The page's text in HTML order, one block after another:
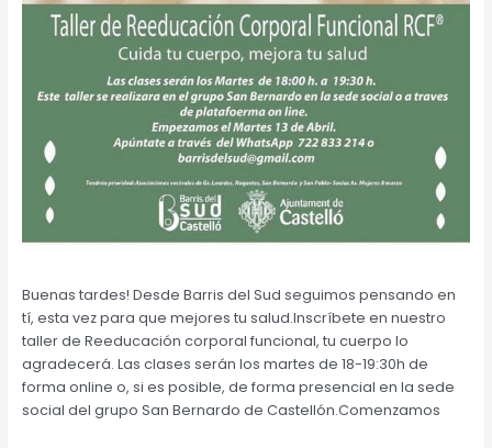
Buenas tardes! Desde Barris del Sud seguimos pensando en
tí, esta vez para que mejores tu salud.Inscríbete en nuestro
taller de Reeducación corporal funcional, tu cuerpo lo
agradecerá. Las clases serán los martes de 18-19:30h de
forma online o, si es posible, de forma presencial en la sede
social del grupo San Bernardo de Castellón.Comenzamos